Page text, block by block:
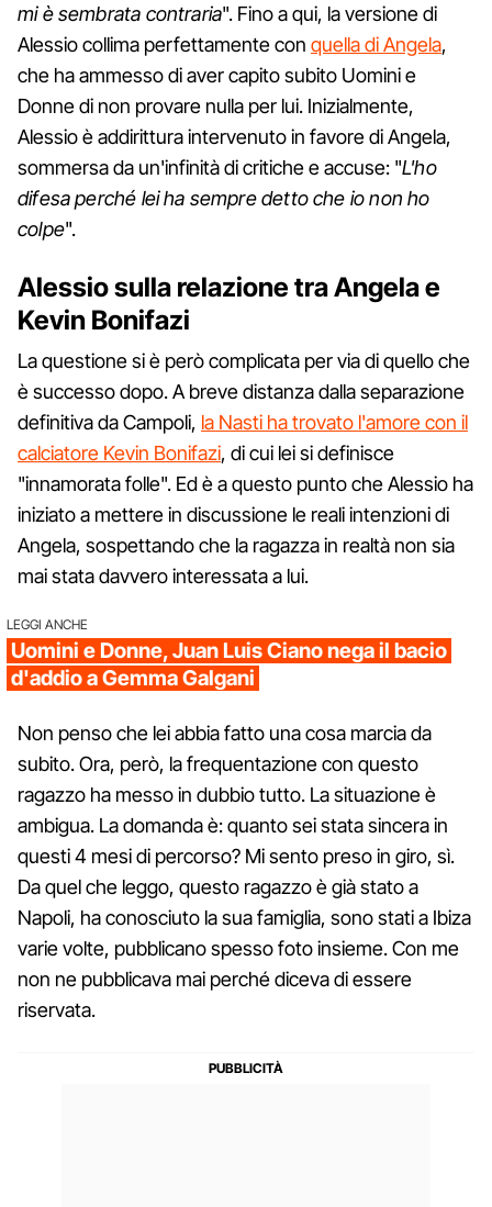
mi è sembrata contraria". Fino a qui, la versione di
Alessio collima perfettamente con quella di Angela,
che ha ammesso di aver capito subito Uomini e
Donne di non provare nulla per lui. Inizialmente,
Alessio è addirittura intervenuto in favore di Angela,
sommersa da un'infinità di critiche e accuse: "L'ho
difesa perché lei ha sempre detto che io non ho
colpe".
Alessio sulla relazione tra Angela e
Kevin Bonifazi
La questione si è però complicata per via di quello che
è successo dopo. A breve distanza dalla separazione
definitiva da Campoli, la Nasti ha trovato l'amore con il
calciatore Kevin Bonifazi, di cui lei si definisce
"innamorata folle". Ed è a questo punto che Alessio ha
iniziato a mettere in discussione le reali intenzioni di
Angela, sospettando che la ragazza in realtà non sia
mai stata davvero interessata a lui.
LEGGI ANCHE
Uomini e Donne, Juan Luis Ciano nega il bacio
d'addio a Gemma Galgani
Non penso che lei abbia fatto una cosa marcia da
subito. Ora, però, la frequentazione con questo
ragazzo ha messo in dubbio tutto. La situazione è
ambigua. La domanda è: quanto sei stata sincera in
questi 4 mesi di percorso? Mi sento preso in giro, sì.
Da quel che leggo, questo ragazzo è già stato a
Napoli, ha conosciuto la sua famiglia, sono stati a Ibiza
varie volte, pubblicano spesso foto insieme. Con me
non ne pubblicava mai perché diceva di essere
riservata.